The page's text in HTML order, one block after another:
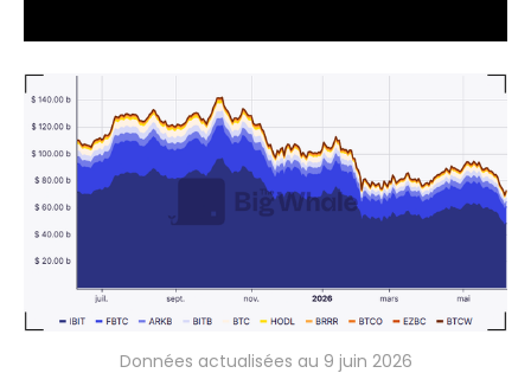
Données actualisées au 9 juin 2026